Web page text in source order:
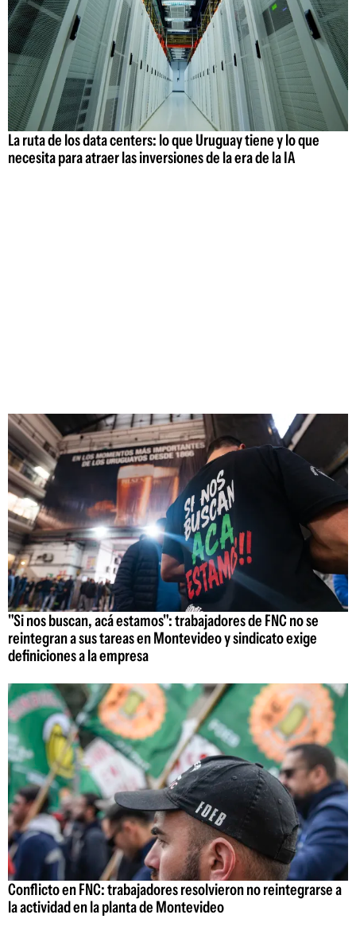
La ruta de los data centers: lo que Uruguay tiene y lo que
necesita para atraer las inversiones de la era de la IA
"Si nos buscan, acá estamos": trabajadores de FNC no se
reintegran a sus tareas en Montevideo y sindicato exige
definiciones a la empresa
Conflicto en FNC: trabajadores resolvieron no reintegrarse a
la actividad en la planta de Montevideo